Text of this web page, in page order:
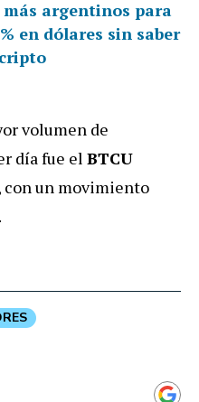
más argentinos para
en dólares sin saber
volumen de
día fue el BTCU
con un movimiento
.